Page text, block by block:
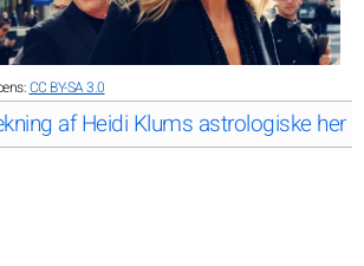
CC BY-SA 3.0
af Heidi Klums astrologiske